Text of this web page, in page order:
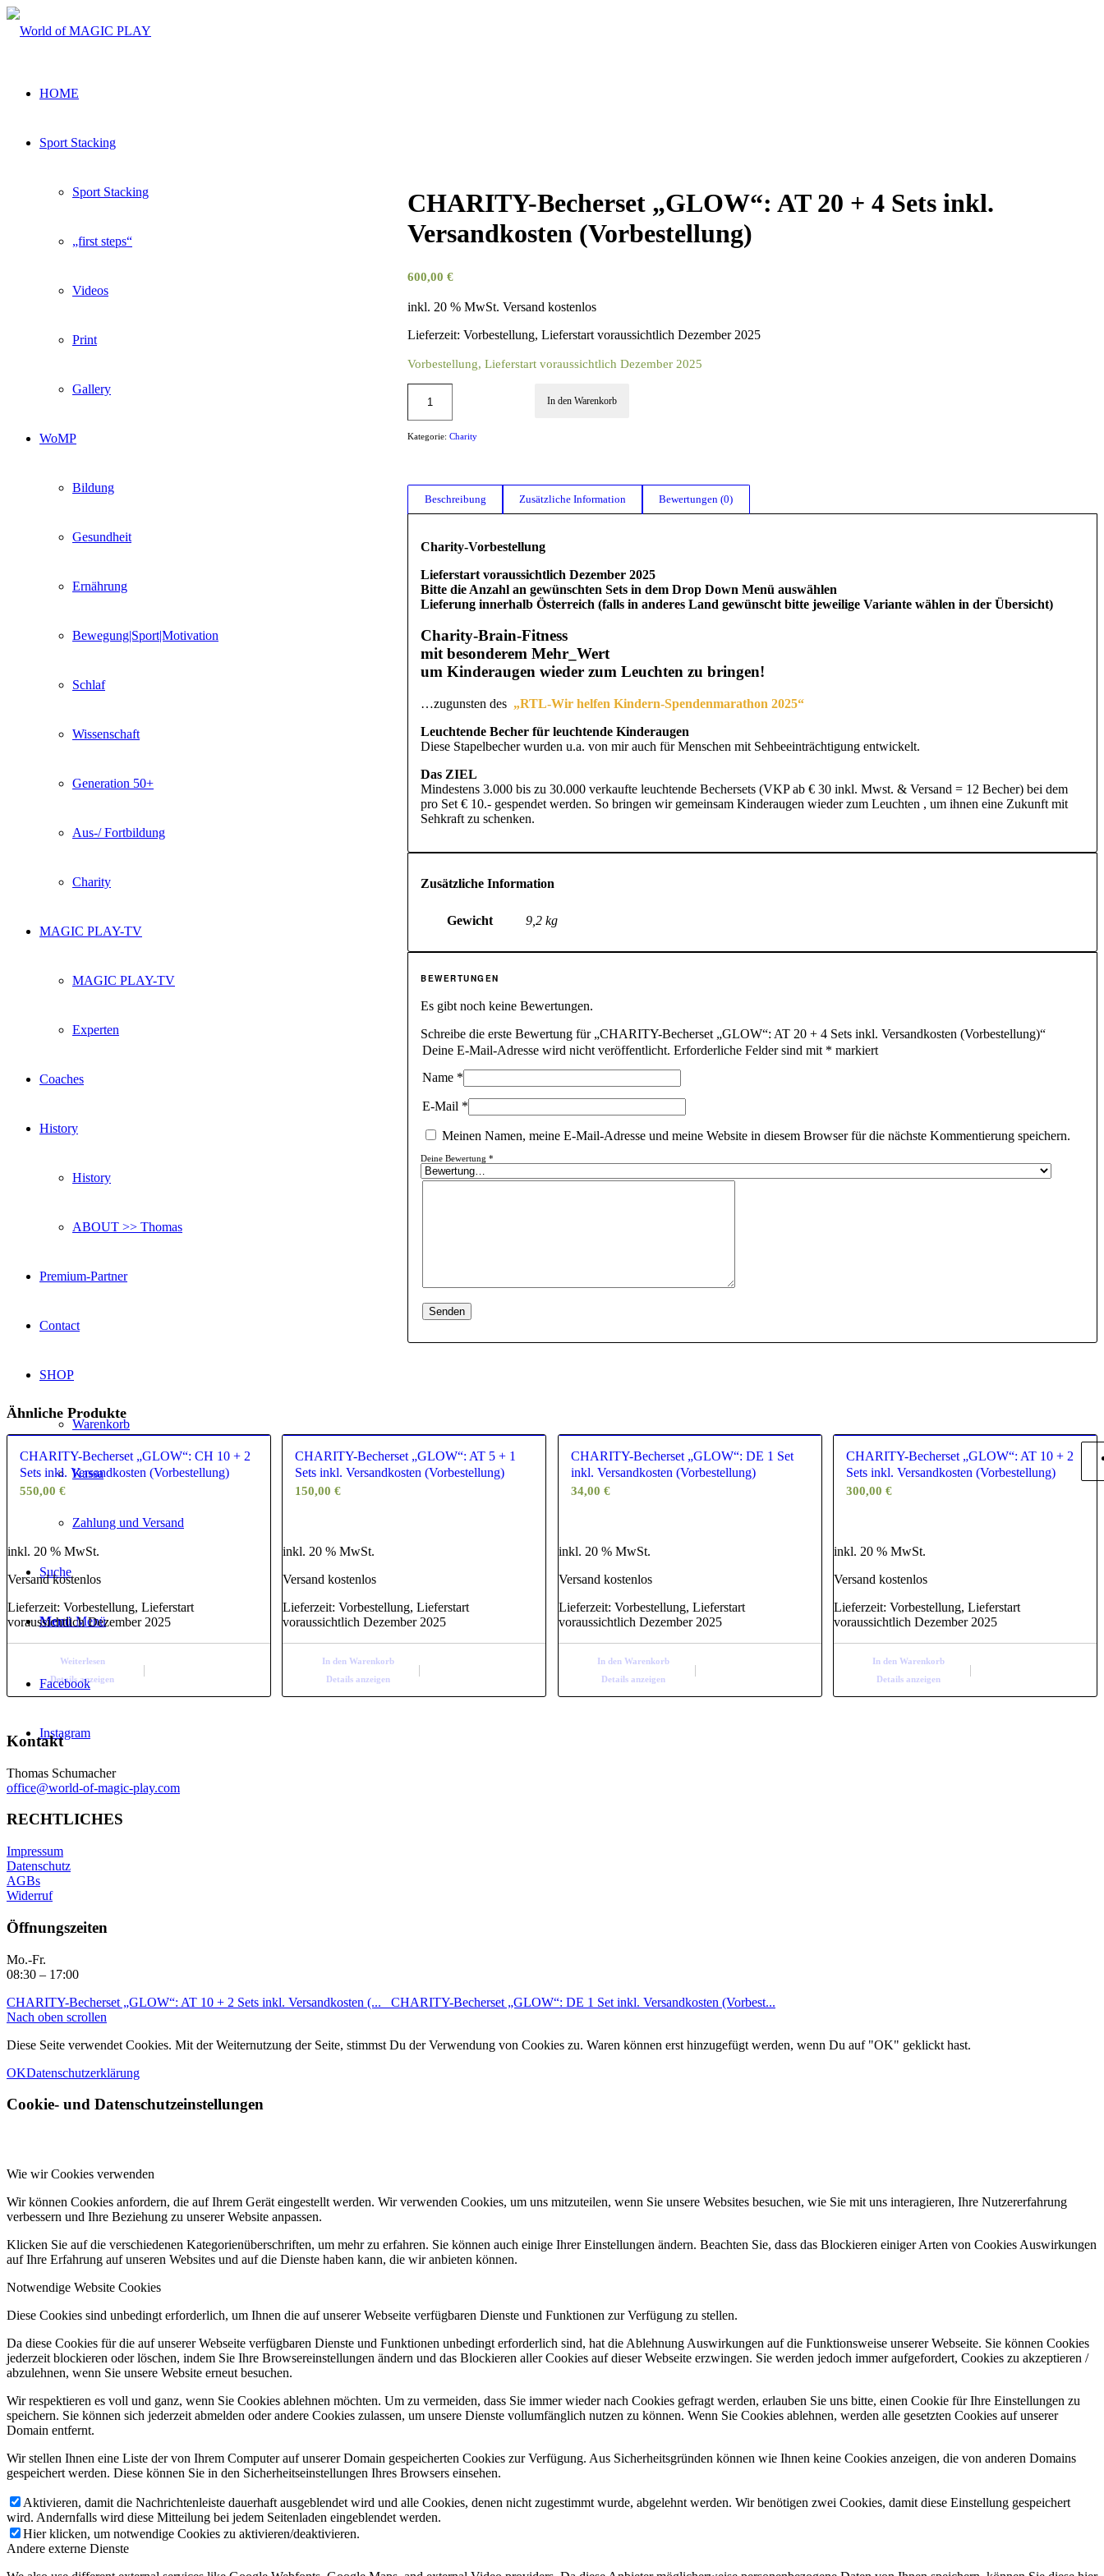
HOME
Sport Stacking
Sport Stacking
„first steps“
Videos
Print
Gallery
WoMP
Bildung
Gesundheit
Ernährung
Bewegung|Sport|Motivation
Schlaf
Wissenschaft
Generation 50+
Aus-/ Fortbildung
Charity
MAGIC PLAY-TV
MAGIC PLAY-TV
Experten
Coaches
History
History
ABOUT >> Thomas
Premium-Partner
Contact
SHOP
Warenkorb
Kassa
Zahlung und Versand
Suche
Menü Menü
Facebook
Instagram
CHARITY-Becherset „GLOW“: AT 20 + 4 Sets inkl.
Versandkosten (Vorbestellung)
600,00€
inkl. 20 % MwSt. Versand kostenlos
Lieferzeit:Vorbestellung, Lieferstart voraussichtlich Dezember 2025
Vorbestellung, Lieferstart voraussichtlich Dezember 2025
In den Warenkorb
Kategorie:Charity
Beschreibung Zusätzliche Information Bewertungen (0)
Charity-Vorbestellung
Lieferstart voraussichtlich Dezember 2025
Bitte die Anzahl an gewünschten Sets in dem Drop Down Menü auswählen
Lieferung innerhalb Österreich (falls in anderes Land gewünscht bitte jeweilige Variante wählen in der Übersicht)
Charity-Brain-Fitness
mit besonderem Mehr_Wert
um Kinderaugen wieder zum Leuchten zu bringen!
…zugunsten des „RTL-Wir helfen Kindern-Spendenmarathon 2025“
Leuchtende Becher für leuchtende Kinderaugen
Diese Stapelbecher wurden u.a. von mir auch für Menschen mit Sehbeeinträchtigung entwickelt.
Das ZIEL
Mindestens 3.000 bis zu 30.000 verkaufte leuchtende Bechersets (VKP ab € 30 inkl. Mwst. & Versand = 12 Becher) bei dem
pro Set € 10.- gespendet werden. So bringen wir gemeinsam Kinderaugen wieder zum Leuchten , um ihnen eine Zukunft mit
Sehkraft zu schenken.
Zusätzliche Information
Gewicht 9,2 kg
BEWERTUNGEN
Es gibt noch keine Bewertungen.
Schreibe die erste Bewertung für „CHARITY-Becherset „GLOW“: AT 20 + 4 Sets inkl. Versandkosten (Vorbestellung)“
Deine E-Mail-Adresse wird nicht veröffentlicht. Erforderliche Felder sind mit * markiert
Name *
E-Mail *
Meinen Namen, meine E-Mail-Adresse und meine Website in diesem Browser für die nächste Kommentierung speichern.
Deine Bewertung*
Ähnliche Produkte
CHARITY-Becherset „GLOW“: CH 10 + 2
Sets inkl. Versandkosten (Vorbestellung)
550,00 €
inkl. 20 % MwSt.
Versand kostenlos
Lieferzeit: Vorbestellung, Lieferstart
voraussichtlich Dezember 2025
Weiterlesen
Details anzeigen
CHARITY-Becherset „GLOW“: AT 5 + 1
Sets inkl. Versandkosten (Vorbestellung)
150,00€
inkl. 20 % MwSt.
Versand kostenlos
Lieferzeit:Vorbestellung, Lieferstart
voraussichtlich Dezember 2025
In den Warenkorb
Details anzeigen
CHARITY-Becherset „GLOW“: DE 1 Set
inkl. Versandkosten (Vorbestellung)
34,00 €
inkl. 20 % MwSt.
Versand kostenlos
Lieferzeit: Vorbestellung, Lieferstart
voraussichtlich Dezember 2025
In den Warenkorb
Details anzeigen
CHARITY-Becherset „GLOW“: AT 10 + 2
Sets inkl. Versandkosten (Vorbestellung)
300,00 €
inkl. 20 % MwSt.
Versand kostenlos
Lieferzeit: Vorbestellung, Lieferstart
voraussichtlich Dezember 2025
In den Warenkorb
Details anzeigen
Kontakt
Thomas Schumacher
office@world-of-magic-play.com
RECHTLICHES
Impressum
Datenschutz
AGBs
Widerruf
Öffnungszeiten
Mo.-Fr.
08:30 – 17:00
CHARITY-Becherset „GLOW“: AT 10 + 2 Sets inkl. Versandkosten (...
CHARITY-Becherset „GLOW“: DE 1 Set inkl. Versandkosten (Vorbest...
Nach oben scrollen
Diese Seite verwendet Cookies. Mit der Weiternutzung der Seite, stimmst Du der Verwendung von Cookies zu. Waren können erst hinzugefügt werden, wenn Du auf "OK" geklickt hast.
OKDatenschutzerklärung
Cookie- und Datenschutzeinstellungen
Wie wir Cookies verwenden
Wir können Cookies anfordern, die auf Ihrem Gerät eingestellt werden. Wir verwenden Cookies, um uns mitzuteilen, wenn Sie unsere Websites besuchen, wie Sie mit uns interagieren, Ihre Nutzererfahrung
verbessern und Ihre Beziehung zu unserer Website anpassen.
Klicken Sie auf die verschiedenen Kategorienüberschriften, um mehr zu erfahren. Sie können auch einige Ihrer Einstellungen ändern. Beachten Sie, dass das Blockieren einiger Arten von Cookies Auswirkungen
auf Ihre Erfahrung auf unseren Websites und auf die Dienste haben kann, die wir anbieten können.
Notwendige Website Cookies
Diese Cookies sind unbedingt erforderlich, um Ihnen die auf unserer Webseite verfügbaren Dienste und Funktionen zur Verfügung zu stellen.
Da diese Cookies für die auf unserer Webseite verfügbaren Dienste und Funktionen unbedingt erforderlich sind, hat die Ablehnung Auswirkungen auf die Funktionsweise unserer Webseite. Sie können Cookies
jederzeit blockieren oder löschen, indem Sie Ihre Browsereinstellungen ändern und das Blockieren aller Cookies auf dieser Webseite erzwingen. Sie werden jedoch immer aufgefordert, Cookies zu akzeptieren /
abzulehnen, wenn Sie unsere Website erneut besuchen.
Wir respektieren es voll und ganz, wenn Sie Cookies ablehnen möchten. Um zu vermeiden, dass Sie immer wieder nach Cookies gefragt werden, erlauben Sie uns bitte, einen Cookie für Ihre Einstellungen zu
speichern. Sie können sich jederzeit abmelden oder andere Cookies zulassen, um unsere Dienste vollumfänglich nutzen zu können. Wenn Sie Cookies ablehnen, werden alle gesetzten Cookies auf unserer
Domain entfernt.
Wir stellen Ihnen eine Liste der von Ihrem Computer auf unserer Domain gespeicherten Cookies zur Verfügung. Aus Sicherheitsgründen können wie Ihnen keine Cookies anzeigen, die von anderen Domains
gespeichert werden. Diese können Sie in den Sicherheitseinstellungen Ihres Browsers einsehen.
Aktivieren, damit die Nachrichtenleiste dauerhaft ausgeblendet wird und alle Cookies, denen nicht zugestimmt wurde, abgelehnt werden. Wir benötigen zwei Cookies, damit diese Einstellung gespeichert
wird. Andernfalls wird diese Mitteilung bei jedem Seitenladen eingeblendet werden.
Hier klicken, um notwendige Cookies zu aktivieren/deaktivieren.
Andere externe Dienste